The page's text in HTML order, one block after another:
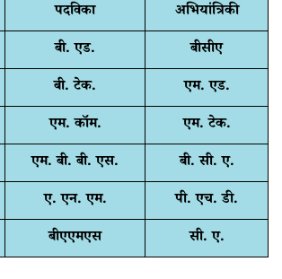
पदविका
अभियांत्रिकी
बी. एड.
बीसीए
बी. टेक.
एम. एड.
एम. कॉम.
एम. टेक.
एम. बी. बी. एस.
बी. सी. ए.
ए. एन. एम.
पी. एच. डी.
बीएएमएस सी. ए.